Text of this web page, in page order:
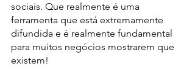
sociais. Que realmente é uma
ferramenta que está extremamente
difundida e é realmente fundamental
para muitos negócios mostrarem que
existem!